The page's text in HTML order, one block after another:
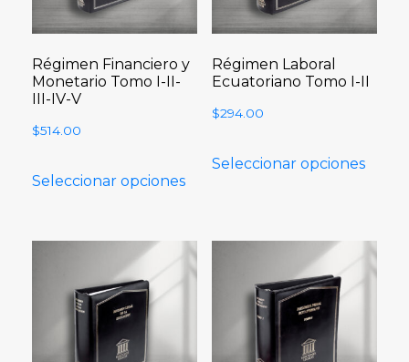
Régimen Financiero y
Monetario Tomo I-II-
III-IV-V
$514.00
Seleccionar opciones
Régimen Laboral
Ecuatoriano Tomo I-II
$294.00
Seleccionar opciones